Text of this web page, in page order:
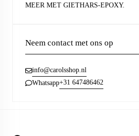
MEER MET GIETHARS-EPOXY.
Neem contact met ons op
info@carolsshop.nl
Whatsapp+31 647486462